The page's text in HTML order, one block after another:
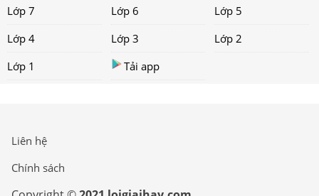
Lớp 7
Lớp 6
Lớp 5
Lớp 4
Lớp 3
Lớp 2
Lớp 1
Tải app
Liên hệ
Chính sách